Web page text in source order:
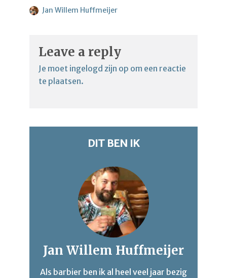
Jan Willem Huffmeijer
Leave a reply
Je moet ingelogd zijn op om een reactie
te plaatsen.
DIT BEN IK
Jan Willem Huffmeijer
Als barbier ben ik al heel veel jaar bezig